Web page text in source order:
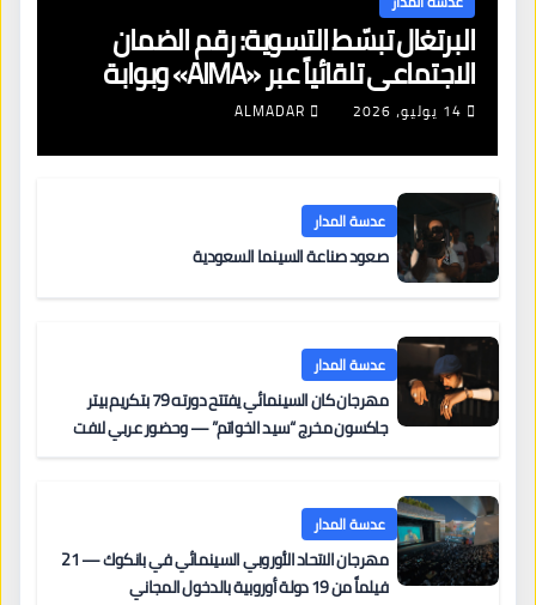
البرتغال تبسّط التسوية: رقم الضمان
الاجتماعي تلقائياً عبر «AIMA» وبوابة
جديدة لتجديد الإقامات
14 يوليو، 2026 ALMADAR
عدسة المدار
صعود صناعة السينما السعودية
عدسة المدار
مهرجان كان السينمائي يفتتح دورته 79 بتكريم بيتر
جاكسون مخرج “سيد الخواتم” — وحضور عربي لافت
عدسة المدار
مهرجان الاتحاد الأوروبي السينمائي في بانكوك — 21
فيلماً من 19 دولة أوروبية بالدخول المجاني